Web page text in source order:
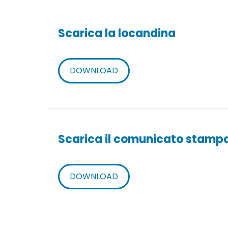
Scarica la locandina
DOWNLOAD
Scarica il comunicato
DOWNLOAD